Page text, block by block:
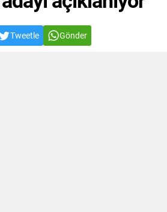
Tweetle Gönder